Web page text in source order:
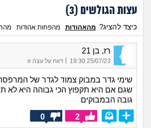
עצות הגולשים (3
)
כיצד להציג? מהאהודות מהפחות אהודות
רז, בן 21
25/07/23 19:30 דווח על עצה זו
שימי גדר במבוק צמוד לגדר של
שגם אם היא תקפוץ הכי גבוהה היא לא
גובה הבמבוקים
2
0